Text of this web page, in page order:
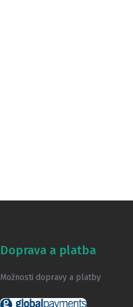
Doprava a platba
Možnosti dopravy a platby